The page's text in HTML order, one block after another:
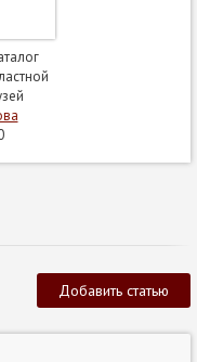
Добавить статью